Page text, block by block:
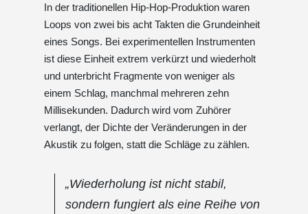
In der traditionellen Hip-Hop-Produktion waren
Loops von zwei bis acht Takten die Grundeinheit
eines Songs. Bei experimentellen Instrumenten
ist diese Einheit extrem verkürzt und wiederholt
und unterbricht Fragmente von weniger als
einem Schlag, manchmal mehreren zehn
Millisekunden. Dadurch wird vom Zuhörer
verlangt, der Dichte der Veränderungen in der
Akustik zu folgen, statt die Schläge zu zählen.
„Wiederholung ist nicht stabil,
sondern fungiert als eine Reihe von